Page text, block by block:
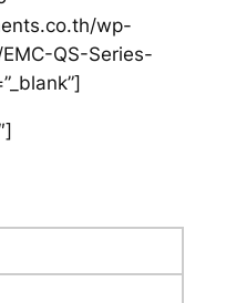
wp-
QS-Series-